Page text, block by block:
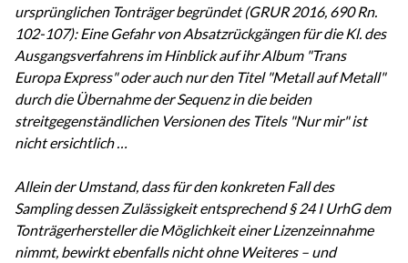
ursprünglichen Tonträger begründet (GRUR 2016, 690 Rn.
102-107): Eine Gefahr von Absatzrückgängen für die Kl. des
Ausgangsverfahrens im Hinblick auf ihr Album "Trans
Europa Express" oder auch nur den Titel "Metall auf Metall"
durch die Übernahme der Sequenz in die beiden
streitgegenständlichen Versionen des Titels "Nur mir" ist
nicht ersichtlich …
Allein der Umstand, dass für den konkreten Fall des
Sampling dessen Zulässigkeit entsprechend § 24 I UrhG dem
Tonträgerhersteller die Möglichkeit einer Lizenzeinnahme
nimmt, bewirkt ebenfalls nicht ohne Weiteres – und